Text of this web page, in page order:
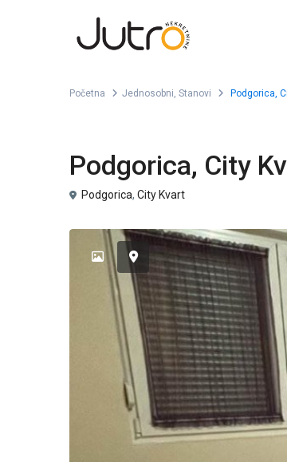
Početna Jednosobni, Stanovi Podgorica,
Podgorica, City
Podgorica, City Kvart